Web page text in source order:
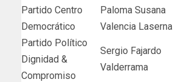
Partido Centro
Democrático
Paloma Susana
Valencia Laserna
Partido Político
Dignidad &
Compromiso
Sergio Fajardo
Valderrama